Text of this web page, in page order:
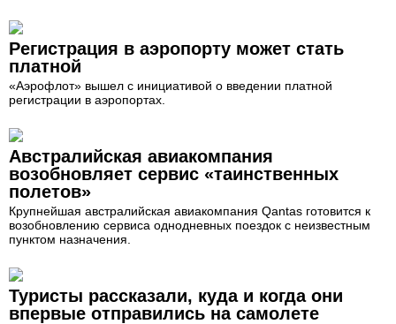
Регистрация в аэропорту может стать
платной
«Аэрофлот» вышел с инициативой о введении платной
регистрации в аэропортах.
Австралийская авиакомпания
возобновляет сервис «таинственных
полетов»
Крупнейшая австралийская авиакомпания Qantas готовится к
возобновлению сервиса однодневных поездок с неизвестным
пунктом назначения.
Туристы рассказали, куда и когда они
впервые отправились на самолете